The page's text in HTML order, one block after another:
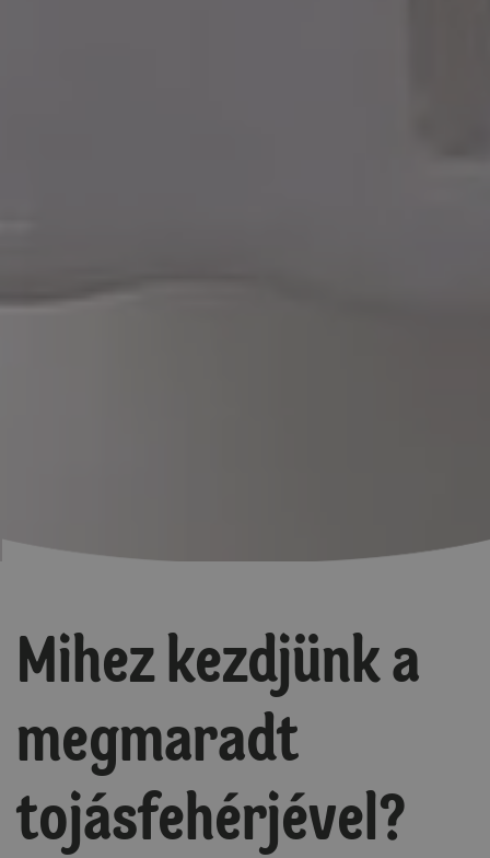
Mihez kezdjünk a
megmaradt
tojásfehérjével?